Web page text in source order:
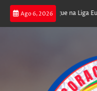
Ago 6, 2026
e prossegue na Liga Europa